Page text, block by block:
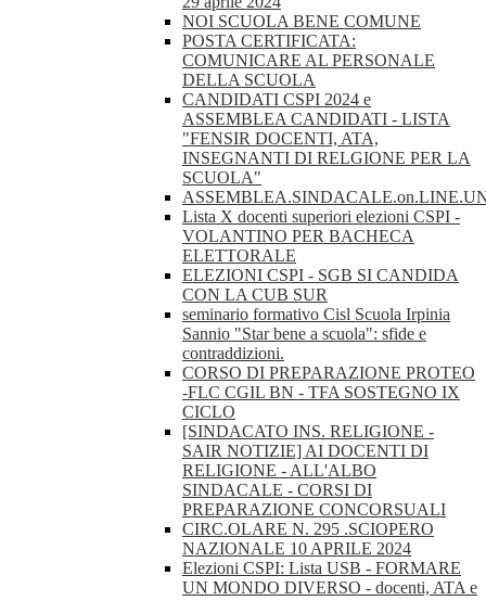
NOI SCUOLA BENE COMUNE
POSTA CERTIFICATA:
COMUNICARE AL PERSONALE
DELLA SCUOLA
CANDIDATI CSPI 2024 e
ASSEMBLEA CANDIDATI - LISTA
"FENSIR DOCENTI, ATA,
INSEGNANTI DI RELGIONE PER LA
SCUOLA"
Lista X docenti superiori elezioni CSPI -
VOLANTINO PER BACHECA
ELETTORALE
ELEZIONI CSPI - SGB SI CANDIDA
CON LA CUB SUR
seminario formativo Cisl Scuola Irpinia
Sannio "Star bene a scuola": sfide e
contraddizioni.
CORSO DI PREPARAZIONE PROTEO
-FLC CGIL BN - TFA SOSTEGNO IX
CICLO
[SINDACATO INS. RELIGIONE -
SAIR NOTIZIE] AI DOCENTI DI
RELIGIONE - ALL'ALBO
SINDACALE - CORSI DI
PREPARAZIONE CONCORSUALI
CIRC.OLARE N. 295 .SCIOPERO
NAZIONALE 10 APRILE 2024
Elezioni CSPI: Lista USB - FORMARE
UN MONDO DIVERSO - docenti, ATA e